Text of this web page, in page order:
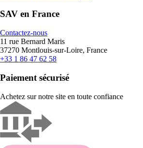
SAV en France
Contactez-nous
11 rue Bernard Maris
37270 Montlouis-sur-Loire, France
+33 1 86 47 62 58
Paiement sécurisé
Achetez sur notre site en toute confiance